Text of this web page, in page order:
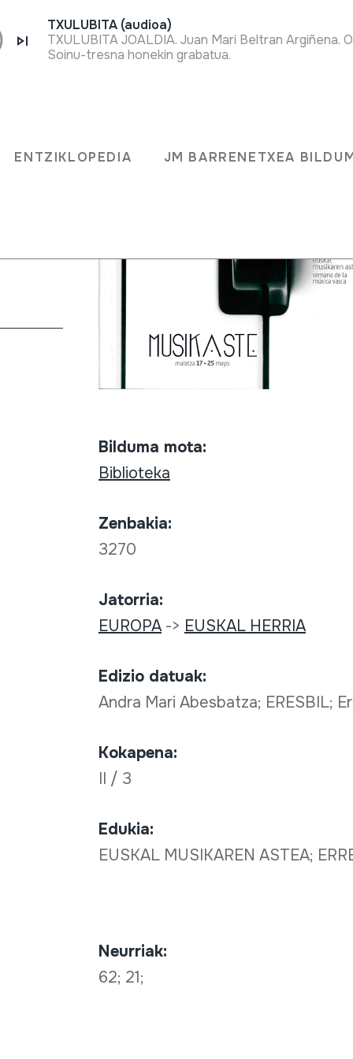
ENTZIKLOPEDIA JM BARRENETXEA
TXULUBITA (audioa)
TXULUBITA JOALDIA. Juan Mari Beltran Argiñena.
Soinu-tresna honekin grabatua.
DE
Bilduma mota:
Biblioteka
Zenbakia:
3270
Jatorria:
EUROPA-> EUSKAL HERRIA
Edizio datuak:
Andra Mari Abesbatza; ERESBIL;
Kokapena:
II / 3
Edukia:
EUSKAL MUSIKAREN ASTEA;
Neurriak:
62; 21;